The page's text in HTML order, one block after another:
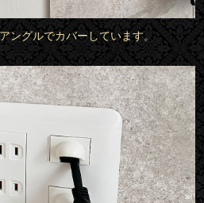
ングルでカバーしています。